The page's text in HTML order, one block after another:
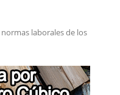
laborales de los